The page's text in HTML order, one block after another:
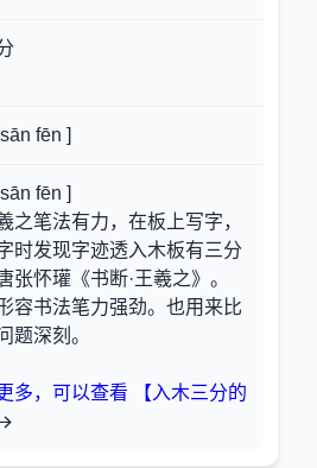
fēn ]
fēn ]
之笔法有力，在板上写字，
时发现字迹透入木板有三分
张怀瓘《书断·王羲之》。
容书法笔力强劲。也用来比
题深刻。
多，可以查看 【入木三分的